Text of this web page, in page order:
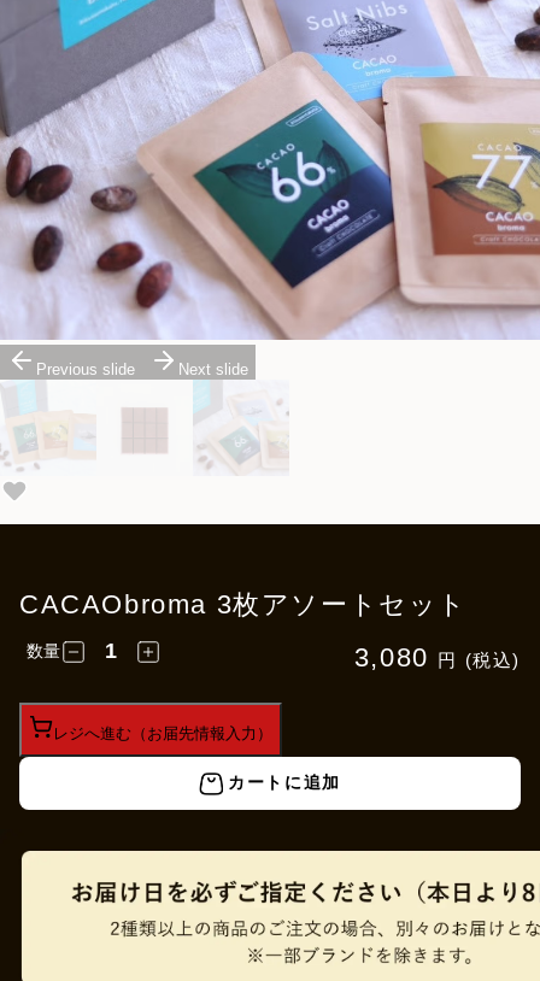
Previous slide Next slide
CACAObroma 3枚アソートセット
3,080 円 (税込)
数量
レジへ進む（お届先情報入力）
カートに追加